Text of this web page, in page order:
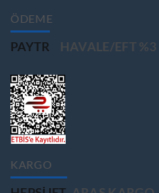
ÖDEME
PAYTR HAVALE/EFT %3
KARGO